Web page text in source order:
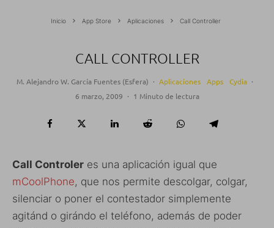
Inicio App Store Aplicaciones Call Controller
CALL CONTROLLER
M. Alejandro W. García Fuentes (Esfera) · Aplicaciones Apps Cydia ·
6 marzo, 2009 · 1 Minuto de lectura
Call Controler es una aplicación igual que
mCoolPhone, que nos permite descolgar, colgar,
silenciar o poner el contestador simplemente
agitánd o girándo el teléfono, además de poder